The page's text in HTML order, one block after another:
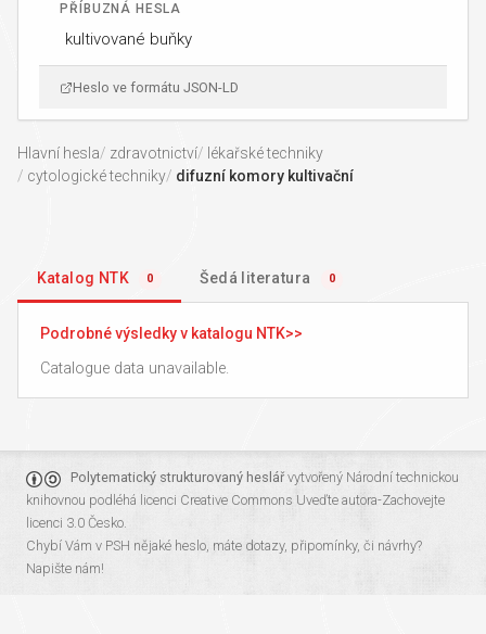
PŘÍBUZNÁ HESLA
kultivované buňky
Heslo ve formátu JSON-LD
Hlavní hesla zdravotnictví
lékařské techniky
cytologické techniky
difuzní komory kultivační
Katalog NTK 0 Šedá literatura 0
Podrobné výsledky v katalogu NTK
Catalogue data unavailable.
Polytematický strukturovaný heslářvytvořený Národní technickou
knihovnou podléhá licenci Creative Commons Uveďte autora-Zachovejte
licenci 3.0 Česko.
Chybí Vám v PSH nějaké heslo, máte dotazy, připomínky, či návrhy?
Napište nám!